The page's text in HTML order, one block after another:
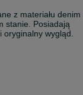
z materiału denim
stanie. Posiadają
wygląd.